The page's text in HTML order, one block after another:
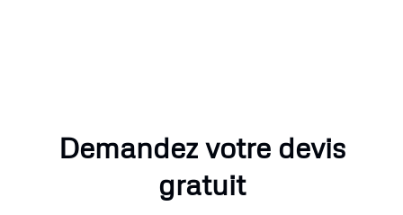
Demandez votre devis
gratuit